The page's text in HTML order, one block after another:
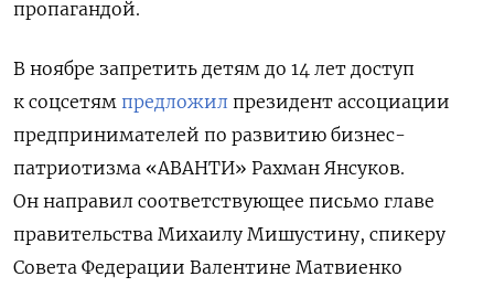
пропагандой.
В ноябре запретить детям до 14 лет доступ
к соцсетям предложил президент ассоциации
предпринимателей по развитию бизнес-
патриотизма «АВАНТИ» Рахман Янсуков.
Он направил соответствующее письмо главе
правительства Михаилу Мишустину, спикеру
Совета Федерации Валентине Матвиенко